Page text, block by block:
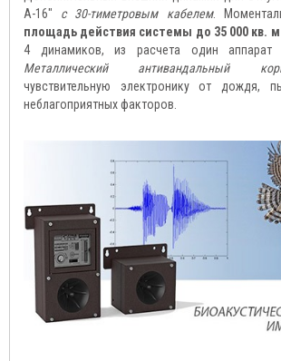
А-16" с 30-тиметровым кабелем.
площадь действия системы до 35 000 кв. м
4 динамиков, из расчета один
Металлический антивандальный
чувствительную электронику от дождя,
неблагоприятных факторов.